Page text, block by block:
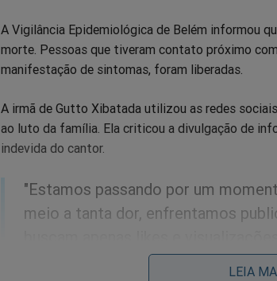
A Vigilância Epidemiológica de Belém informou
morte. Pessoas que tiveram contato próximo
manifestação de sintomas, foram liberadas.
A irmã de Gutto Xibatada utilizou as redes
ao luto da família. Ela criticou a divulgação de
indevida do cantor.
"Estamos passando por um
meio a tanta dor, enfrentamos
nosso luto", desabafou.
LEIA